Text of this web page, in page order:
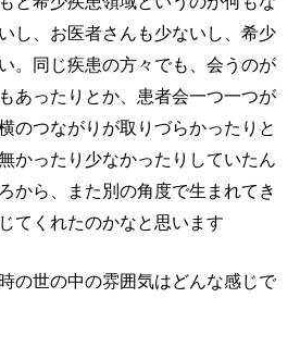
し、お医者さんも少ないし、希少
。同じ疾患の方々でも、会うのが
あったりとか、患者会一つ一つが
のつながりが取りづらかったりと
かったり少なかったりしていたん
から、また別の角度で生まれてき
てくれたのかなと思います
の世の中の雰囲気はどんな感じで